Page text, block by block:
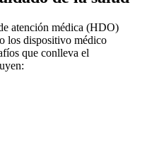
atención médica (HDO)
los dispositivo médico
que conlleva el